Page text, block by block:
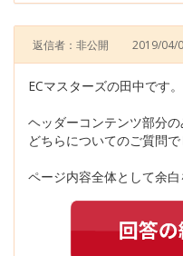
返信者：非公開 2019/04/
ECマスターズの田中です。
ヘッダーコンテンツ部分の
どちらについてのご質問で
ページ内容全体として余